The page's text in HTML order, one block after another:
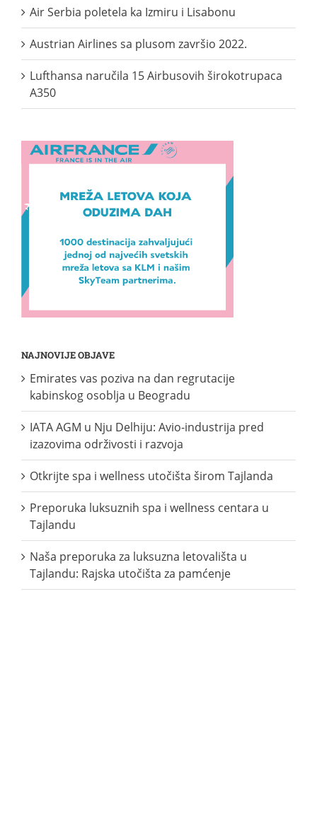
Air Serbia poletela ka Izmiru i Lisabonu
Austrian Airlines sa plusom završio 2022.
Lufthansa naručila 15 Airbusovih širokotrupaca
A350
NAJNOVIJE OBJAVE
Emirates vas poziva na dan regrutacije
kabinskog osoblja u Beogradu
IATA AGM u Nju Delhiju: Avio-industrija pred
izazovima održivosti i razvoja
Otkrijte spa i wellness utočišta širom Tajlanda
Preporuka luksuznih spa i wellness centara u
Tajlandu
Naša preporuka za luksuzna letovališta u
Tajlandu: Rajska utočišta za pamćenje